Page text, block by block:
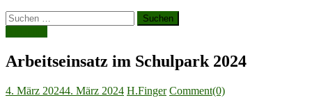
Suchen
nach:
Arbeitseinsatz im Schulpark 2024
Posted
4. März 20244. März 2024 Author
H.Finger Comment(0)